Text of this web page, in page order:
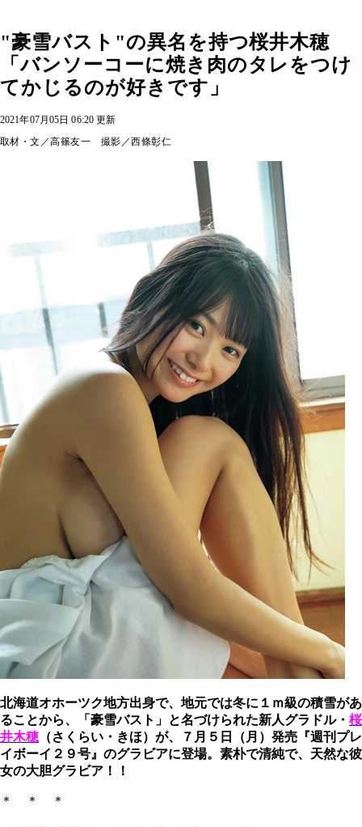
"豪雪バスト"の異名を持つ桜井木穂
「バンソーコーに焼き肉のタレをつけ
てかじるのが好きです」
2021年07月05日 06:20 更新
取材・文／高篠友一 撮影／西條彰仁
北海道オホーツク地方出身で、地元では冬に１ｍ級の積雪があ
ることから、「豪雪バスト」と名づけられた新人グラドル・ 桜
井木穂（さくらい・きほ）が、７月５日（月）発売『週刊プレ
イボーイ２９号』のグラビアに登場。素朴で清純で、天然な彼
女の大胆グラビア！！
＊ ＊ ＊